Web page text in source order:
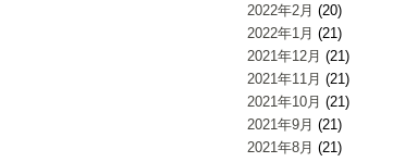
2022年2月 (20)
2022年1月 (21)
2021年12月 (21)
2021年11月 (21)
2021年10月 (21)
2021年9月 (21)
2021年8月 (21)